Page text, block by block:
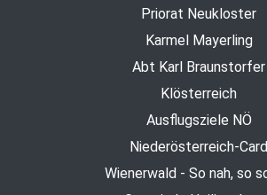
Priorat Neukloster
Karmel Mayerling
Abt Karl Braunstorfer
Klösterreich
Ausflugsziele NÖ
Niederösterreich-Card
Wienerwald - So nah, so